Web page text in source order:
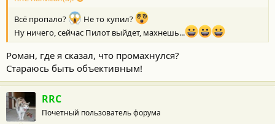
Всё пропало?
Не то купил?
Ну ничего, сейчас Пилот выйдет, махнешь...
Роман, где я сказал, что промахнулся?
Стараюсь быть объективным!
RRC
Почетный пользователь форума